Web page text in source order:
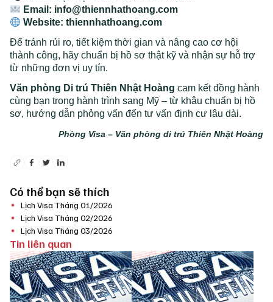
Email: info@thiennhathoang.com
Website: thiennhathoang.com
Để tránh rủi ro, tiết kiệm thời gian và nâng cao cơ hội
thành công, hãy chuẩn bị hồ sơ thật kỹ và nhận sự hỗ trợ
từ những đơn vị uy tín.
Văn phòng Di trú Thiên Nhật Hoàng cam kết đồng hành
cùng bạn trong hành trình sang Mỹ – từ khâu chuẩn bị hồ
sơ, hướng dẫn phỏng vấn đến tư vấn định cư lâu dài.
Phòng Visa – Văn phòng di trú Thiên Nhật Hoàng
Có thể bạn sẽ thích
Lịch Visa Tháng 01/2026
Lịch Visa Tháng 02/2026
Lịch Visa Tháng 03/2026
Tin liên quan